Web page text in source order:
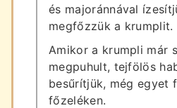
és majoránnával
megfőzzük a krumplit.
Amikor a krumpli már
megpuhult, tejfölös
besűrítjük, még egyet
főzeléken.